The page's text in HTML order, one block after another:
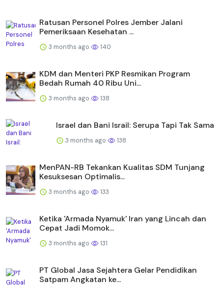
Ratusan Personel Polres Jember Jalani
Pemeriksaan Kesehatan ...
3 months ago 140
KDM dan Menteri PKP Resmikan Program
Bedah Rumah 40 Ribu Uni...
3 months ago 138
Israel dan Bani Israil: Serupa Tapi Tak Sama
3 months ago 138
MenPAN-RB Tekankan Kualitas SDM Tunjang
Kesuksesan Optimalis...
3 months ago 133
Ketika 'Armada Nyamuk' Iran yang Lincah dan
Cepat Jadi Momok...
3 months ago 131
PT Global Jasa Sejahtera Gelar Pendidikan
Satpam Angkatan ke...